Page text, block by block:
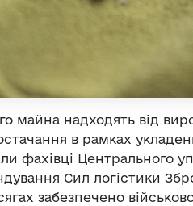
майна надходять від
в рамках
фахівці Центрального
Сил логістики
забезпечено